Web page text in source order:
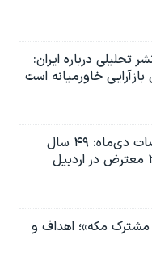
تحلیلی درباره ایران:
خاورمیانه است
پرونده اعتراضات دی‌ماه: ۴۹ سال
مشترک مکه»؛ اهداف و